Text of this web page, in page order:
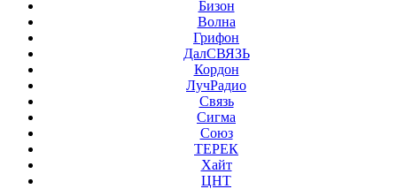
Бизон
Волна
Грифон
ДалСВЯЗЬ
Кордон
ЛучРадио
Связь
Сигма
Союз
ТЕРЕК
Хайт
ЦНТ